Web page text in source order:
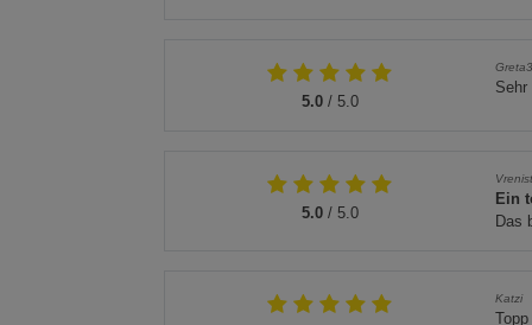
5.0/ 5.0
Sehr
5.0/ 5.0
Ein
Das
Katzi
Topp